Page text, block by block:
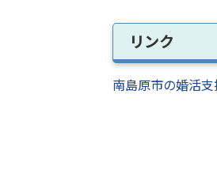
リンク
南島原市の婚活支